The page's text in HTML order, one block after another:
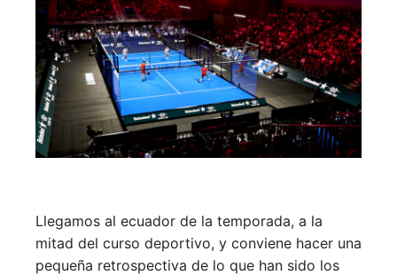
Llegamos al ecuador de la temporada, a la
mitad del curso deportivo, y conviene hacer una
pequeña retrospectiva de lo que han sido los